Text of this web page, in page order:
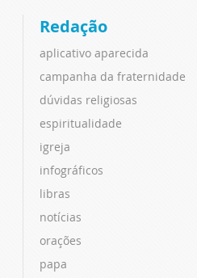
Redação
aplicativo aparecida
campanha da fraternidade
dúvidas religiosas
espiritualidade
igreja
infográficos
libras
notícias
orações
papa